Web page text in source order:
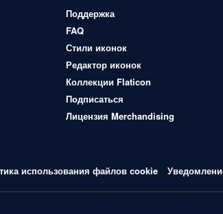
Поддержка
FAQ
Стили иконок
Редактор иконок
Коллекции Flaticon
Подписаться
Лицензия Merchandising
использования файлов cookie